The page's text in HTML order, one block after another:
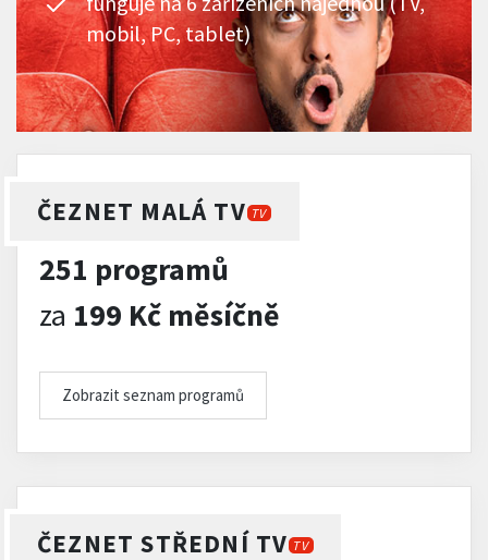
mobil, PC, tablet)
ČEZNET MALÁ TV TV
251 programů
za 199 Kč měsíčně
Zobrazit seznam programů
ČEZNET STŘEDNÍ TV TV